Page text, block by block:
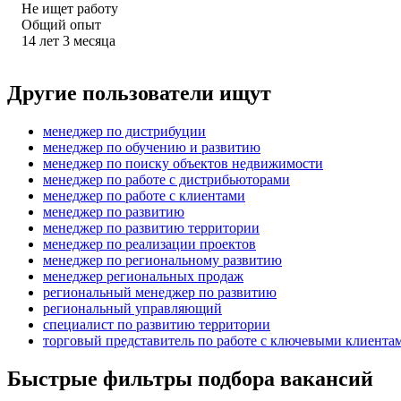
Не ищет работу
Общий опыт
14 лет 3 месяца
Другие пользователи ищут
менеджер по дистрибуции
менеджер по обучению и развитию
менеджер по поиску объектов недвижимости
менеджер по работе с дистрибьюторами
менеджер по работе с клиентами
менеджер по развитию
менеджер по развитию территории
менеджер по реализации проектов
менеджер по региональному развитию
менеджер региональных продаж
региональный менеджер по развитию
региональный управляющий
специалист по развитию территории
торговый представитель по работе с ключевыми
Быстрые фильтры подбора вакансий